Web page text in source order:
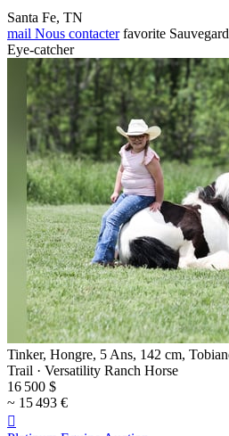
Santa Fe, TN
mail Nous contacter favorite
Eye-catcher
Tinker, Hongre, 5 Ans, 142 cm,
Trail · Versatility Ranch Horse
16 500 $
~ 15 493 €
